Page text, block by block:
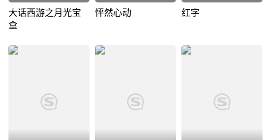
大话西游之月光宝
盒
怦然心动 红字